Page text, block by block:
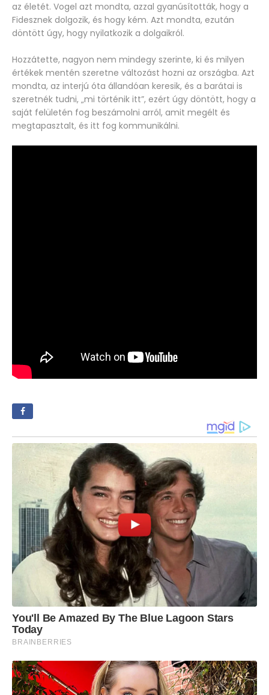
az életét. Vogel azt mondta, azzal gyanúsították, hogy a
Fidesznek dolgozik, és hogy kém. Azt mondta, ezután
döntött úgy, hogy nyilatkozik a dolgaikról.
Hozzátette, nagyon nem mindegy szerinte, ki és milyen
értékek mentén szeretne változást hozni az országba. Azt
mondta, az interjú óta állandóan keresik, és a barátai is
szeretnék tudni, „mi történik itt”, ezért úgy döntött, hogy a
saját felületén fog beszámolni arról, amit megélt és
megtapasztalt, és itt fog kommunikálni.